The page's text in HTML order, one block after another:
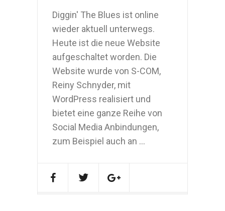
Diggin' The Blues ist online
wieder aktuell unterwegs.
Heute ist die neue Website
aufgeschaltet worden. Die
Website wurde von S-COM,
Reiny Schnyder, mit
WordPress realisiert und
bietet eine ganze Reihe von
Social Media Anbindungen,
zum Beispiel auch an ...